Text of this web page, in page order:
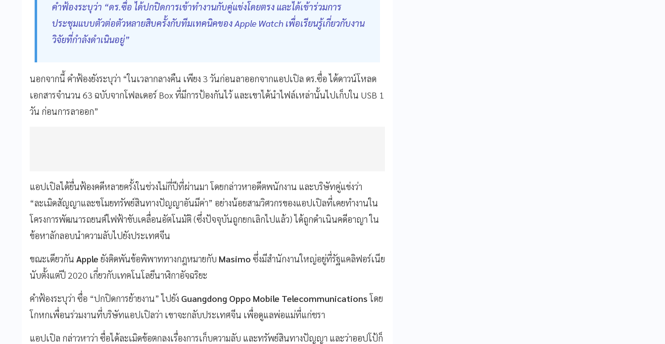
คำฟ้องระบุว่า “ดร.ซื่อ ได้ปกปิดการเข้าทำงานกับคู่แข่งโดยตรง และได้เข้าร่วมการ
ประชุมแบบตัวต่อตัวหลายสิบครั้งกับทีมเทคนิคของ Apple Watch เพื่อเรียนรู้เกี่ยวกับงาน
วิจัยที่กำลังดำเนินอยู่”
นอกจากนี้ คำฟ้องยังระบุว่า “ในเวลากลางคืน เพียง 3 วันก่อนลาออกจากแอปเปิล ดร.ซื่อ ได้ดาวน์โหลด
เอกสารจำนวน 63 ฉบับจากโฟลเดอร์ Box ที่มีการป้องกันไว้ และเขาได้นำไฟล์เหล่านั้นไปเก็บใน USB 1
วัน ก่อนการลาออก”
แอปเปิลได้ยื่นฟ้องคดีหลายครั้งในช่วงไม่กี่ปีที่ผ่านมา โดยกล่าวหาอดีตพนักงาน และบริษัทคู่แข่งว่า
“ละเมิดสัญญาและขโมยทรัพย์สินทางปัญญาอันมีค่า” อย่างน้อยสามวิศวกรของแอปเปิลที่เคยทำงานใน
โครงการพัฒนารถยนต์ไฟฟ้าขับเคลื่อนอัตโนมัติ (ซึ่งปัจจุบันถูกยกเลิกไปแล้ว) ได้ถูกดำเนินคดีอาญา ใน
ข้อหาลักลอบนำความลับไปยังประเทศจีน
ขณะเดียวกัน Apple ยังติดพันข้อพิพาททางกฎหมายกับ Masimo ซึ่งมีสำนักงานใหญ่อยู่ที่รัฐแคลิฟอร์เนีย
นับตั้งแต่ปี 2020 เกี่ยวกับเทคโนโลยีนาฬิกาอัจฉริยะ
คำฟ้องระบุว่า ซื่อ “ปกปิดการย้ายงาน” ไปยัง Guangdong Oppo Mobile Telecommunicationsโดย
โกหกเพื่อนร่วมงานที่บริษัทแอปเปิลว่า เขาจะกลับประเทศจีน เพื่อดูแลพ่อแม่ที่แก่ชรา
แอปเปิล กล่าวหาว่า ซื่อได้ละเมิดข้อตกลงเรื่องการเก็บความลับ และทรัพย์สินทางปัญญา และว่าออปโป้ก็